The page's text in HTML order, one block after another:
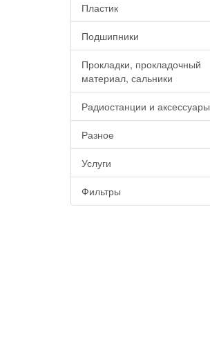
Пластик
Подшипники
Прокладки, прокладочный
материал, сальники
Радиостанции и аксессуары
Разное
Услуги
Фильтры